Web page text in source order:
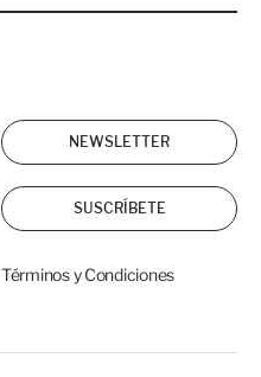
NEWSLETTER
SUSCRÍBETE
Términos y Condiciones